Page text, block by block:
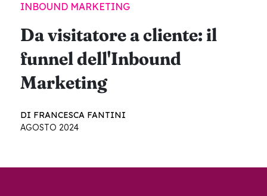
INBOUND MARKETING
Da visitatore a cliente: il
funnel dell'Inbound
Marketing
DI FRANCESCA FANTINI
AGOSTO 2024